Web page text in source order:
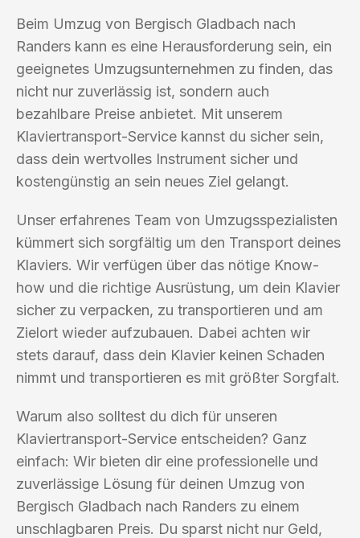
Beim Umzug von Bergisch Gladbach nach
Randers kann es eine Herausforderung sein, ein
geeignetes Umzugsunternehmen zu finden, das
nicht nur zuverlässig ist, sondern auch
bezahlbare Preise anbietet. Mit unserem
Klaviertransport-Service kannst du sicher sein,
dass dein wertvolles Instrument sicher und
kostengünstig an sein neues Ziel gelangt.
Unser erfahrenes Team von Umzugsspezialisten
kümmert sich sorgfältig um den Transport deines
Klaviers. Wir verfügen über das nötige Know-
how und die richtige Ausrüstung, um dein Klavier
sicher zu verpacken, zu transportieren und am
Zielort wieder aufzubauen. Dabei achten wir
stets darauf, dass dein Klavier keinen Schaden
nimmt und transportieren es mit größter Sorgfalt.
Warum also solltest du dich für unseren
Klaviertransport-Service entscheiden? Ganz
einfach: Wir bieten dir eine professionelle und
zuverlässige Lösung für deinen Umzug von
Bergisch Gladbach nach Randers zu einem
unschlagbaren Preis. Du sparst nicht nur Geld,